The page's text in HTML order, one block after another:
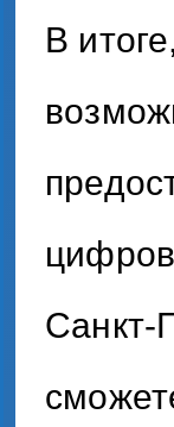
В
Санкт-